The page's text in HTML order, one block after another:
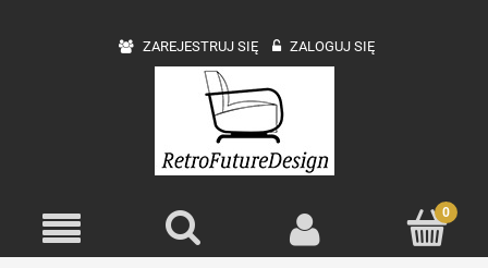
ZAREJESTRUJ SIĘ ZALOGUJ SIĘ